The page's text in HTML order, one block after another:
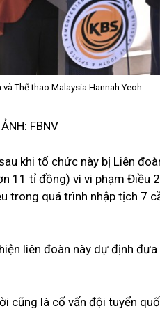
Thể thao Malaysia Hannah Yeoh
ẢNH: FBNV
khi tổ chức này bị Liên
11 tỉ đồng) vì vi phạm Điều
trong quá trình nhập tịch 7
liên đoàn này dự định
cũng là cố vấn đội tuyển